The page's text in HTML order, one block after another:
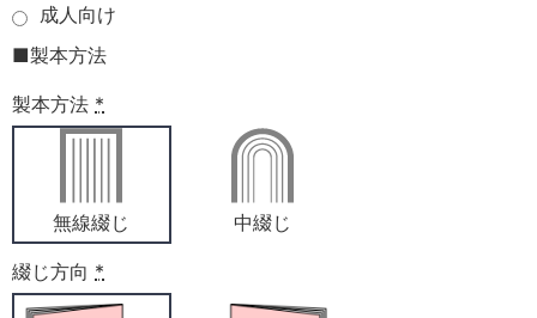
成人向け
■製本方法
製本方法 *
無線綴じ 中綴じ
綴じ方向 *